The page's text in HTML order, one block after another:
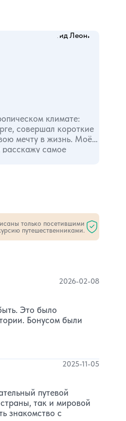
климате:
совершал короткие
в жизнь. Моё
расскажу самое
только посетившими
путешественниками.
2026-02-08
Это было
Бонусом были
2025-11-05
путевой
так и мировой
знакомство с